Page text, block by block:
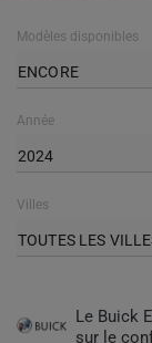
Modèles disponibles
ENCORE
Année
2024
Villes
TOUTES LES
Le Buick
sur le